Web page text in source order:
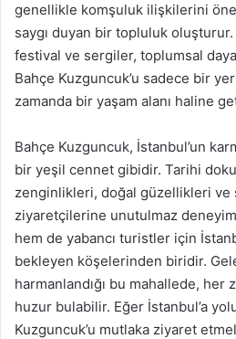
genellikle komşuluk ilişkilerini
saygı duyan bir topluluk
festival ve sergiler, toplumsal
Bahçe Kuzguncuk’u sadece bir
zamanda bir yaşam alanı haline
Bahçe Kuzguncuk, İstanbul’un
bir yeşil cennet gibidir. Tarihi
zenginlikleri, doğal güzellikleri ve
ziyaretçilerine unutulmaz
hem de yabancı turistler için
bekleyen köşelerinden biridir.
harmanlandığı bu mahallede,
huzur bulabilir. Eğer İstanbul’a
Kuzguncuk’u mutlaka ziyaret